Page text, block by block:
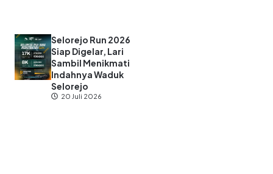
Selorejo Run 2026
Siap Digelar, Lari
Sambil Menikmati
Indahnya Waduk
Selorejo
20 Juli 2026